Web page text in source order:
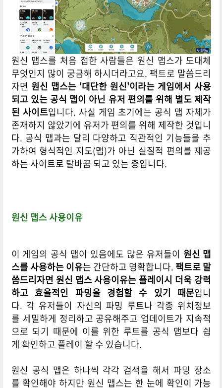
원신 맵스를 처음 접한 사람들은 원신 맵스가 도대체
무엇인지 많이 궁금해 하시더라고요. 팩트로 말씀드리
자면 원신 맵스는 '대단한 원신'이라는 게임에서 사용
되고 있는 공식 맵이 아닌 유저 편의를 위해 별도 제작
된 사이트입니다. 사실 게임 초기에는 공식 맵 자체가
존재하지 않았기에 유저가 편의를 위해 제작한 것입니
다. 공식 맵과는 달리 다양하고 직관적인 기능들을 추
가하여 형식적인 지도(맵)가 아닌 실질적 편의를 제공
하는 사이트로 탈바꿈 되고 있는 중입니다.
원신 맵스 사용이유
이 게임의 공식 맵이 있음에도 많은 유저들이 원신 맵
스를 사용하는 이유는 간단하고 명확합니다. 팩트로 말
씀드리자면 원신 맵스 사용이유는 플레이시 더욱 강력
하고 효율적인 파밍을 경험할 수 있기 때문입니
다. 각 유저들이 자신의 파밍 루트나 각종 위치정보
를 세밀하게 정리하고 공유해주고 업데이트가 지속적
으로 되기 때문에 이를 위한 루트를 공식 맵보다 쉽
게 확인하고 플레이 할 수 있습니다.
원신 공식 맵은 하나씩 각각 검색을 해서 파밍 장소
를 확인해야 하지만 원신 맵스는 한 눈에 확인이 가능